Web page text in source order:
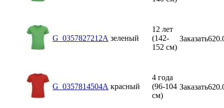
G_0357827212A зеленый
12 лет
(142-
152 см)
Заказать
G_0357814504A красный
4 года
(96-104
см)
Заказать